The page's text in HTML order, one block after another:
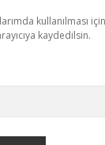
kullanılması
kaydedilsin.